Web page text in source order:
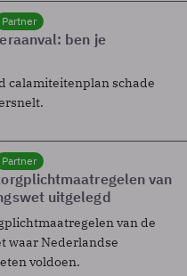
Partner
ben je
calamiteitenplan schade
Partner
van
uitgelegd
van de
waar Nederlandse
voldoen.